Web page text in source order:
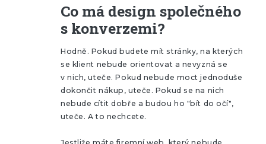
Co má design společného
s konverzemi?
Hodně. Pokud budete mít stránky, na kterých
se klient nebude orientovat a nevyzná se
v nich, uteče. Pokud nebude moct jednoduše
dokončit nákup, uteče. Pokud se na nich
nebude cítit dobře a budou ho "bít do očí",
uteče. A to nechcete.